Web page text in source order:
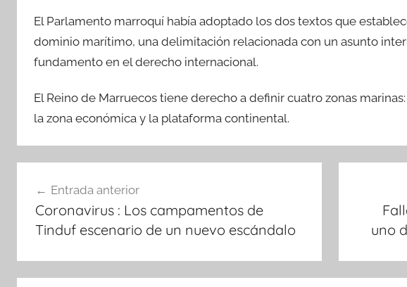
El Parlamento marroquí había adoptado los dos textos que
dominio marítimo, una delimitación relacionada con un asunto
fundamento en el derecho internacional.
El Reino de Marruecos tiene derecho a definir cuatro zonas
la zona económica y la plataforma continental.
de
entradas
Entrada anterior
Coronavirus : Los campamentos de
Tinduf escenario de un nuevo escándalo
uno